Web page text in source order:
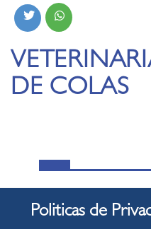
DE COLAS
MÁS